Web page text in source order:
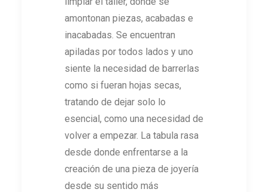
amontonan piezas, acabadas e
inacabadas. Se encuentran
apiladas por todos lados y uno
siente la necesidad de barrerlas
como si fueran hojas secas,
tratando de dejar solo lo
esencial, como una necesidad de
volver a empezar. La tabula rasa
desde donde enfrentarse a la
creación de una pieza de joyería
desde su sentido más